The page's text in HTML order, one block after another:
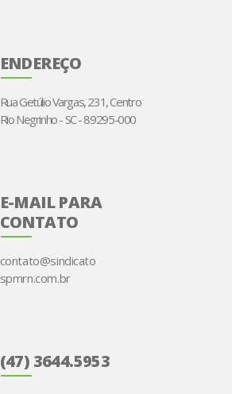
ENDEREÇO
Rua Getúlio Vargas, 231, Centro
Rio Negrinho - SC - 89295-000
E-MAIL PARA
CONTATO
contato@sindicato
spmrn.com.br
(47) 3644.5953